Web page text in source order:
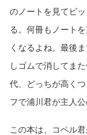
のノートを見てビ
る。何冊もノート
くなるよね。最後
しゴムで消してま
代、どっちが高く
フで浦川君が主人
この本は、コペル